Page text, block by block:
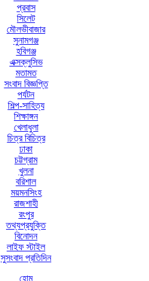
প্রবাস
সিলেট
মৌলভীবাজার
সুনামগঞ্জ
হবিগঞ্জ
এক্সক্লুসিভ
মতামত
সংবাদ বিজ্ঞপ্তি
পর্যটন
শিল্প-সাহিত্য
শিক্ষাঙ্গন
খেলাধুলা
চিত্র বিচিত্র
ঢাকা
চট্টগ্রাম
খুলনা
বরিশাল
ময়মনসিংহ
রাজশাহী
রংপুর
তথ্যপ্রযুক্তি
বিনোদন
লাইফ স্টাইল
সুসংবাদ প্রতিদিন
হোম